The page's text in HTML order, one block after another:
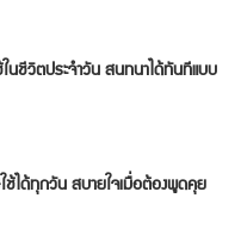
นชีวิตประจำวัน สนทนาได้ทันทีแบบ
ได้ทุกวัน สบายใจเมื่อต้องพูดคุย